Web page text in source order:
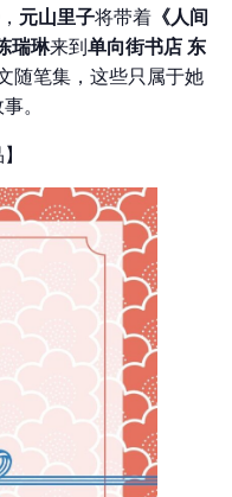
， 元山里子将带着《人间
瑞琳来到单向街书店 东
随笔集，这些只属于她
。